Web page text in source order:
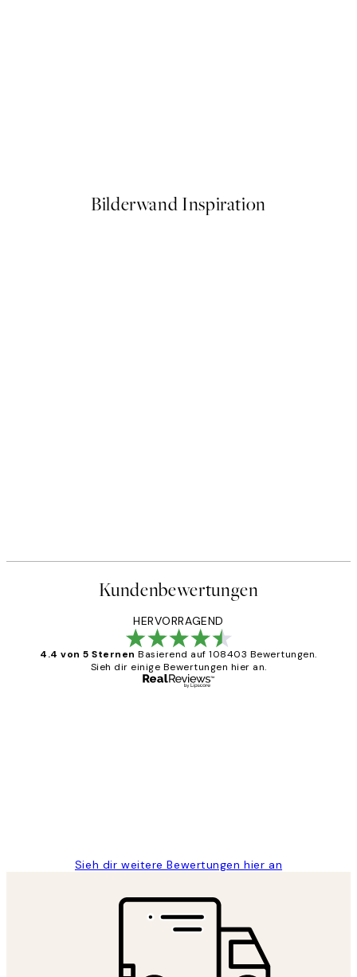
Bilderwand Inspiration
Kundenbewertungen
HERVORRAGEND
4.4 von 5 Sternen Basierend auf 108403 Bewertungen.
Sieh dir einige Bewertungen hier an.
Sieh dir weitere Bewertungen hier an